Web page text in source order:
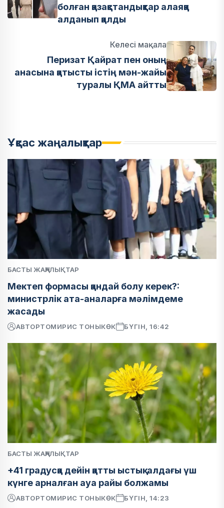
болған қазақстандықтар алаяққа
алданып қалды
Келесі мақала
Перизат Қайрат пен оның
анасына қатысты істің мән-жайы
туралы ҚМА айтты
Ұқсас жаңалықтар
БАСТЫ ЖАҢАЛЫҚТАР
Мектеп формасы қандай болу керек?:
министрлік ата-аналарға мәлімдеме
жасады
АВТОРТОМИРИС ТОНЫКӨК БҮГІН, 16:42
БАСТЫ ЖАҢАЛЫҚТАР
+41 градусқа дейін қатты ыстық: алдағы үш
күнге арналған ауа райы болжамы
АВТОРТОМИРИС ТОНЫКӨК БҮГІН, 14:23